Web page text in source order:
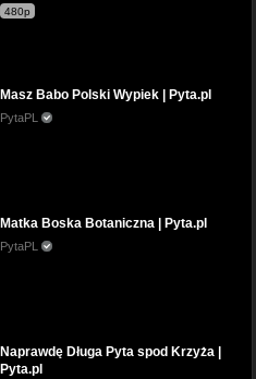
480p
Masz Babo Polski Wypiek | Pyta.pl
PytaPL
Matka Boska Botaniczna | Pyta.pl
PytaPL
Naprawdę Długa Pyta spod Krzyża |
Pyta.pl